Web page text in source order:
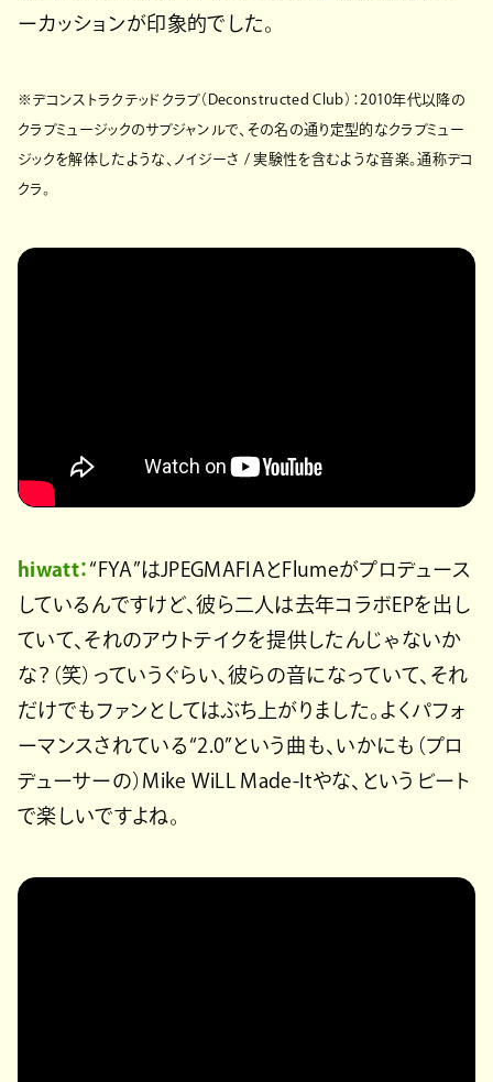
ーカッションが印象的でした。
※デコンストラクテッドクラブ（Deconstructed Club）：2010年代以降の
クラブミュージックのサブジャンルで、その名の通り定型的なクラブミュー
ジックを解体したような、ノイジーさ / 実験性を含むような音楽。通称デコ
クラ。
hiwatt：“FYA”はJPEGMAFIAとFlumeがプロデュース
しているんですけど、彼ら二人は去年コラボEPを出し
ていて、それのアウトテイクを提供したんじゃないか
な？（笑）っていうぐらい、彼らの音になっていて、それ
だけでもファンとしてはぶち上がりました。よくパフォ
ーマンスされている“2.0”という曲も、いかにも（プロ
デューサーの）Mike WiLL Made-Itやな、というビート
で楽しいですよね。